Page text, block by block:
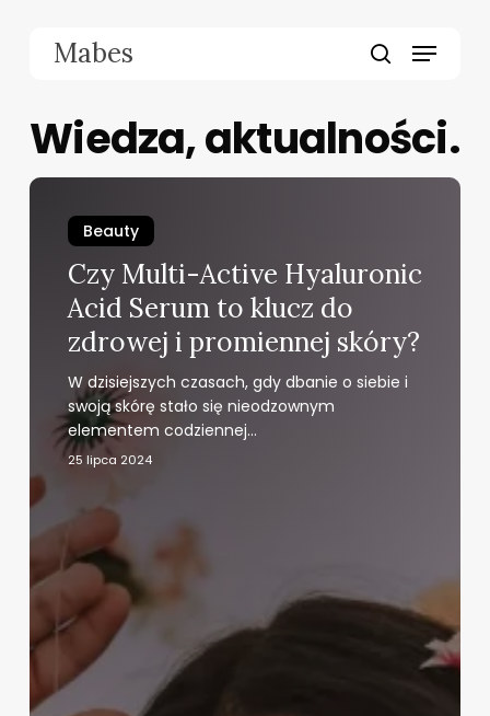
Mabes Menu
Wiedza, aktualności.
Beauty
Czy Multi-Active Hyaluronic
Acid Serum to klucz do
zdrowej i promiennej skóry?
W dzisiejszych czasach, gdy dbanie o siebie i
swoją skórę stało się nieodzownym
elementem codziennej…
25 lipca 2024